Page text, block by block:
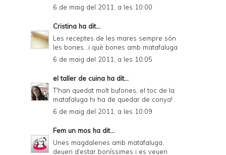
6 de maig del 2011, a les 10:00
Cristina ha dit...
Les receptes de les mares sempre són
les bones...i què bones amb matafaluga
6 de maig del 2011, a les 10:05
el taller de cuina ha dit...
T'han quedat molt bufones, el toc de la
matafaluga hi ha de quedar de conya!
6 de maig del 2011, a les 10:09
Fem un mos ha dit...
Unes magdalenes amb matafaluga,
deuen d’estar boníssimes i es veuen